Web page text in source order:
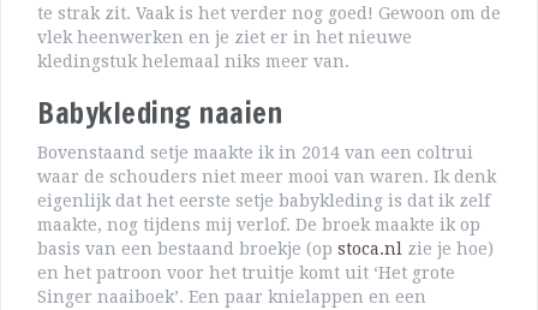
te strak zit. Vaak is het verder nog goed! Gewoon om de
vlek heenwerken en je ziet er in het nieuwe
kledingstuk helemaal niks meer van.
Babykleding naaien
Bovenstaand setje maakte ik in 2014 van een coltrui
waar de schouders niet meer mooi van waren. Ik denk
eigenlijk dat het eerste setje babykleding is dat ik zelf
maakte, nog tijdens mij verlof. De broek maakte ik op
basis van een bestaand broekje (op stoca.nl zie je hoe)
en het patroon voor het truitje komt uit ‘Het grote
Singer naaiboek’. Een paar knielappen en een